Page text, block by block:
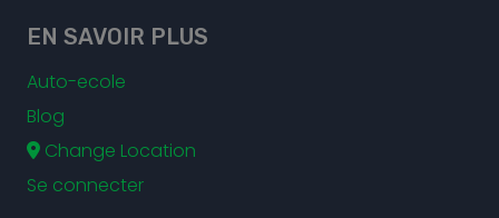
EN SAVOIR PLUS
Auto-ecole
Blog
Change Location
Se connecter